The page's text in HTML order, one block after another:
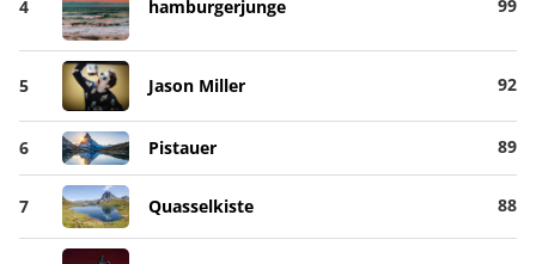
4 hamburgerjunge 99
5 Jason Miller 92
6 Pistauer 89
7 Quasselkiste 88